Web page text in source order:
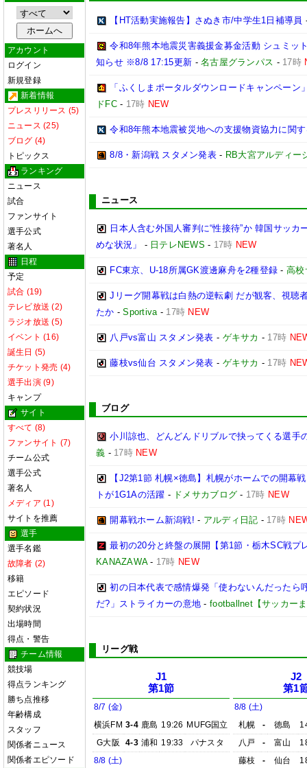
アカウント
ログイン
新規登録
新着情報
プレスリリース (5)
ニュース (25)
ブログ (4)
トピックス
ランキング
ニュース
試合
ファンサイト
選手公式
著名人
日程
予定
試合 (19)
テレビ放送 (2)
ラジオ放送 (5)
イベント (16)
誕生日 (5)
チケット発売 (4)
選手出演 (9)
キャンプ
サイト
すべて (8)
ファンサイト (7)
チーム公式
選手公式
著名人
メディア (1)
サイトを推薦
選手
選手名鑑
故障者 (2)
移籍
エピソード
契約状況
出場時間
得点・警告
チーム情報
競技場
得点ランキング
勝ち点推移
年齢構成
スタッフ
関係者ニュース
関係者エピソード
【HT活動実施報告】さぬき市/中学生1日補導員
令和8年熊本地震災害義援金募金活動 シュミッ
知らせ ※8/8 17:15更新 -名古屋グランパス - 17時
「ふくしまポータルダウンロードキャンペーン
ドFC- 17時 NEW
令和8年熊本地震被災地への支援物資協力に関
8/8・新潟戦 スタメン発表 - RB大宮アルディー
ニュース
日本人含む外国人審判に“性接待”か 韓国サッ
めな状況」
- 日テレNEWS - 17時 NEW
FC東京、U-18所属GK渡邊麻舟を2種登録 - 高校
Jリーグ開幕戦は白熱の逆転劇 だが観客、視聴
たか -Sportiva- 17時 NEW
八戸vs富山 スタメン発表 - ゲキサカ - 17時
藤枝vs仙台 スタメン発表 - ゲキサカ - 17時
ブログ
小川諒也、どんどんドリブルで抉ってくる選手
義 - 17時 NEW
【J2第1節 札幌×徳島】札幌がホームでの開幕
トが1G1Aの活躍 - ドメサカブログ - 17時 NEW
開幕戦ホーム新潟戦! - アルディ日記 - 17時
最初の20分と終盤の展開【第1節・栃木SC戦プ
KANAZAWA- 17時 NEW
初の日本代表で感情爆発「使わないんだった
だ?」ストライカーの意地 -footballnet【サッカー
リーグ戦
J1
第1節
8/7 (金)
横浜FM 3-4 鹿島 19:26 MUFG国立
G大阪
4-3 浦和 19:33
パナスタ
8/8 (土)
J2
第1
8/8 (土)
札幌
- 徳島
八戸
- 富山
藤枝
- 仙台